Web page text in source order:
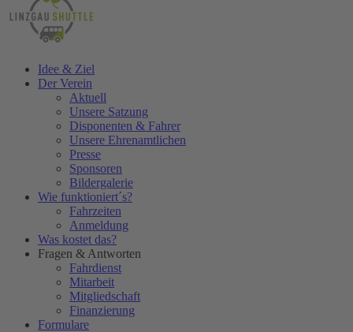
Idee & Ziel
Der Verein
Aktuell
Unsere Satzung
Disponenten & Fahrer
Unsere Ehrenamtlichen
Presse
Sponsoren
Bildergalerie
Wie funktioniert´s?
Fahrzeiten
Anmeldung
Was kostet das?
Fragen & Antworten
Fahrdienst
Mitarbeit
Mitgliedschaft
Finanzierung
Formulare